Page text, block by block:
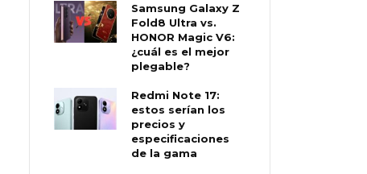
Samsung Galaxy Z
Fold8 Ultra vs.
HONOR Magic V6:
¿cuál es el mejor
plegable?
Redmi Note 17:
estos serían los
precios y
especificaciones
de la gama